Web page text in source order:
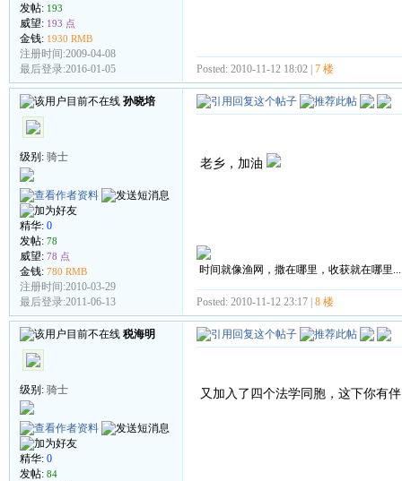
发帖: 193
威望: 193 点
金钱: 1930 RMB
注册时间:2009-04-08
最后登录:2016-01-05
Posted: 2010-11-12 18:02 | 7 楼
孙晓培
级别: 骑士
精华: 0
发帖: 78
威望: 78 点
金钱: 780 RMB
注册时间:2010-03-29
最后登录:2011-06-13
老乡，加油
时间就像渔网，撒在哪里，收获就在哪里
Posted: 2010-11-12 23:17 | 8 楼
税海明
级别: 骑士
精华: 0
发帖: 84
又加入了四个法学同胞，这下你有